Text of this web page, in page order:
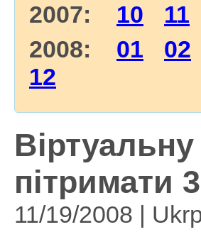
2007: 10 11
2008: 01 02
12
пітримати
11/19/2008 |